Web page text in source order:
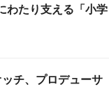
わたり支える「小学
チ、プロデューサ